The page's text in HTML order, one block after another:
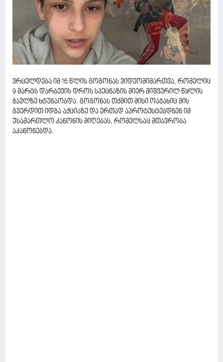
ვრცელდება იმ 16 წლის გოგონას ვიდეომიმართვა, რომელიც
9 მარტს დარბევის დროს სპეცნაზის მიერ მიშვერილ წყლის
ჭავლზე ხტუნაობდა. გოგონას თქმით მისი ოაჯახიც მის
გვერდით იდგა აქციაზე და ერთად აპროტესტებდნენ იმ
უსამართლო კანონის მიღებას, რომელსაც მთავრობა
აკანონებდა.